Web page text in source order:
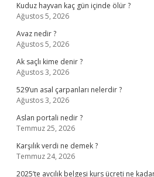
Kuduz hayvan kaç gün içinde ölür ?
Ağustos 5, 2026
Avaz nedir ?
Ağustos 5, 2026
Ak saçlı kime denir ?
Ağustos 3, 2026
529’un asal çarpanları nelerdir ?
Ağustos 3, 2026
Aslan portali nedir ?
Temmuz 25, 2026
Karşılık verdi ne demek ?
Temmuz 24, 2026
2025’te avcılık belgesi kurs ücreti ne